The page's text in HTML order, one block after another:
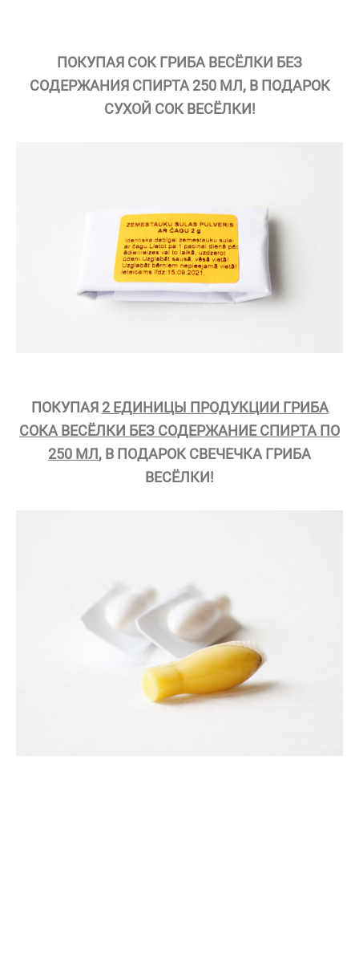
ПОКУПАЯ СОК ГРИБА ВЕСЁЛКИ БЕЗ
СОДЕРЖАНИЯ СПИРТА 250 МЛ, В ПОДАРОК
СУХОЙ СОК ВЕСЁЛКИ!
ПОКУПАЯ 2 ЕДИНИЦЫ ПРОДУКЦИИ ГРИБА
СОКА ВЕСЁЛКИ БЕЗ СОДЕРЖАНИЕ СПИРТА ПО
250 МЛ , В ПОДАРОК СВЕЧЕЧКА ГРИБА
ВЕСЁЛКИ!